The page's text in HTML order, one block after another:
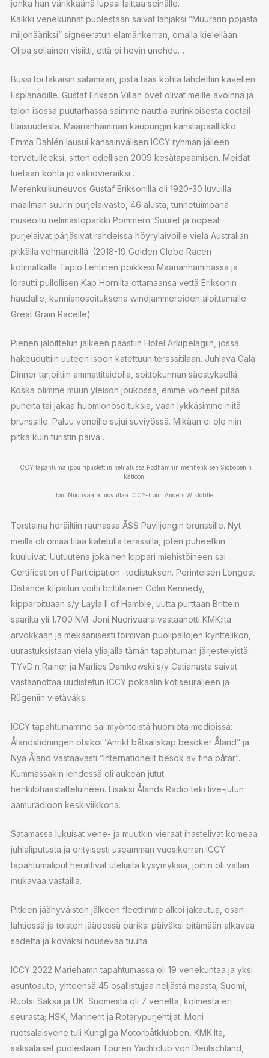
jonka hän värikkäänä lupasi laittaa seinälle.
Kaikki venekunnat puolestaan saivat lahjaksi ”Muurarin pojasta
miljonääriksi” signeeratun elämänkerran, omalla kielellään.
Olipa sellainen visiitti, että ei hevin unohdu…
Bussi toi takaisin satamaan, josta taas kohta lähdettiin kävellen
Esplanadille. Gustaf Erikson Villan ovet olivat meille avoinna ja
talon isossa puutarhassa saimme nauttia aurinkoisesta coctail-
tilaisuudesta. Maarianhaminan kaupungin kansliapäällikkö
Emma Dahlén lausui kansainvälisen ICCY ryhmän jälleen
tervetulleeksi, sitten edellisen 2009 kesätapaamisen. Meidät
luetaan kohta jo vakiovieraiksi…
Merenkulkuneuvos Gustaf Eriksonilla oli 1920-30 luvuilla
maailman suurin purjelaivasto, 46 alusta, tunnetuimpana
museoitu nelimastoparkki Pommern. Suuret ja nopeat
purjelaivat pärjäsivät rahdeissa höyrylaivoille vielä Australian
pitkällä vehnäreitillä. (2018-19 Golden Globe Racen
kotimatkalla Tapio Lehtinen poikkesi Maarianhaminassa ja
lorautti pullollisen Kap Hornilta ottamaansa vettä Eriksonin
haudalle, kunnianosoituksena windjammereiden aloittamalle
Great Grain Racelle)
Pienen jaloittelun jälkeen päästiin Hotel Arkipelagiin, jossa
hakeuduttiin uuteen isoon katettuun terassitilaan. Juhlava Gala
Dinner tarjoiltiin ammattitaidolla, soittokunnan säestyksellä.
Koska olimme muun yleisön joukossa, emme voineet pitää
puheita tai jakaa huomionosoituksia, vaan lykkäsimme niitä
brunssille. Paluu veneille sujui suviyössä. Mikään ei ole niin
pitkä kuin turistin päivä…
ICCY tapahtumalippu ripustettiin heti alussa Rödhamnin merihenkisen Sjöbobenin
kattoon.
Joni Nuorivaara luovuttaa ICCY-lipun Anders Wiklöfille.
Torstaina heräiltiin rauhassa ÅSS Paviljongin brunssille. Nyt
meillä oli omaa tilaa katetulla terassilla, joten puheetkin
kuuluivat. Uutuutena jokainen kippari miehistöineen sai
Certification of Participation -todistuksen. Perinteisen Longest
Distance kilpailun voitti brittiläinen Colin Kennedy,
kipparoituaan s/y Layla II of Hamble, uutta purttaan Brittein
saarilta yli 1.700 NM. Joni Nuorivaara vastaanotti KMK:lta
arvokkaan ja mekaanisesti toimivan puolipallojen kynttelikön,
uurastuksistaan vielä yliajalla tämän tapahtuman järjestelyistä.
TYvD:n Rainer ja Marlies Damkowski s/y Catianasta saivat
vastaanottaa uudistetun ICCY pokaalin kotiseuralleen ja
Rügeniin vietäväksi.
ICCY tapahtumamme sai myönteistä huomiota medioissa:
Ålandstidningen otsikoi ”Anrikt båtsällskap besöker Åland” ja
Nya Åland vastaavasti ”Internationellt besök av fina båtar”.
Kummassakin lehdessä oli aukean jutut
henkilöhaastatteluineen. Lisäksi Ålands Radio teki live-jutun
aamuradioon keskiviikkona.
Satamassa lukuisat vene- ja muutkin vieraat ihastelivat komeaa
juhlaliputusta ja erityisesti useamman vuosikerran ICCY
tapahtumaliput herättivät uteliaita kysymyksiä, joihin oli vallan
mukavaa vastailla.
Pitkien jäähyväisten jälkeen fleettimme alkoi jakautua, osan
lähtiessä ja toisten jäädessä pariksi päiväksi pitämään alkavaa
sadetta ja kovaksi nousevaa tuulta.
ICCY 2022 Mariehamn tapahtumassa oli 19 venekuntaa ja yksi
asuntoauto, yhteensä 45 osallistujaa neljästä maasta; Suomi,
Ruotsi Saksa ja UK. Suomesta oli 7 venettä, kolmesta eri
seurasta; HSK, Marinerit ja Rotarypurjehtijat. Moni
ruotsalaisvene tuli Kungliga Motorbåtklubben, KMK:lta,
saksalaiset puolestaan Touren Yachtclub von Deutschland,